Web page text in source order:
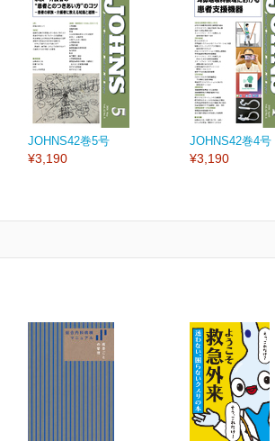
JOHNS42巻5号
¥3,190
JOHNS42巻4号
¥3,190